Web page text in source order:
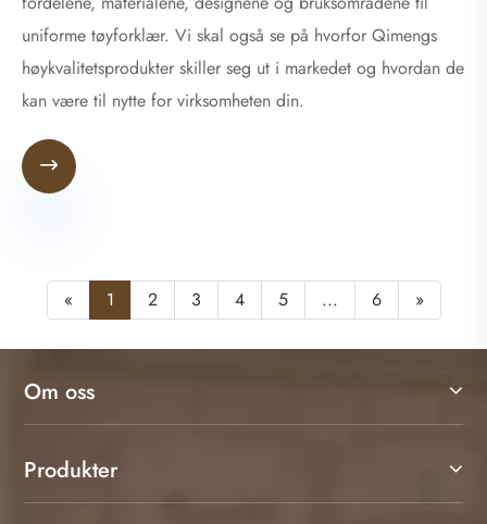
uniforme tøyforklær. Vi skal også se på hvorfor Qimengs
høykvalitetsprodukter skiller seg ut i markedet og hvordan de
kan være til nytte for virksomheten din.

« 1 2 3 4 5 ... 6 »
Om oss
Produkter